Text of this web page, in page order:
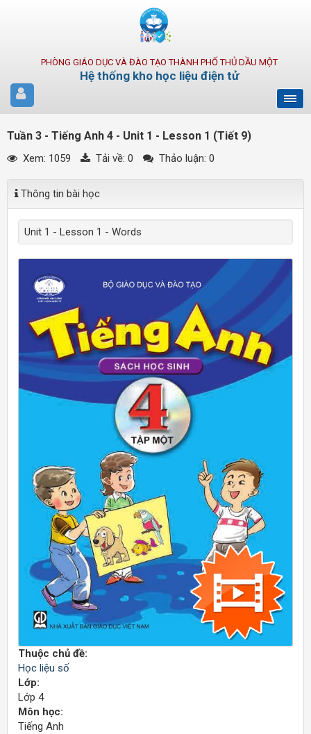
PHÒNG GIÁO DỤC VÀ ĐÀO TẠO THÀNH PHỐ THỦ DẦU MỘT
Hệ thống kho học liệu điện tử
Tuần 3 - Tiếng Anh 4 - Unit 1 - Lesson 1 (Tiết 9)
Xem: 1059 Tải về: 0 Thảo luận: 0
Thông tin bài học
Unit 1 - Lesson 1 - Words
Thuộc chủ đề:
Học liệu số
Lớp:
Lớp 4
Môn học:
Tiếng Anh